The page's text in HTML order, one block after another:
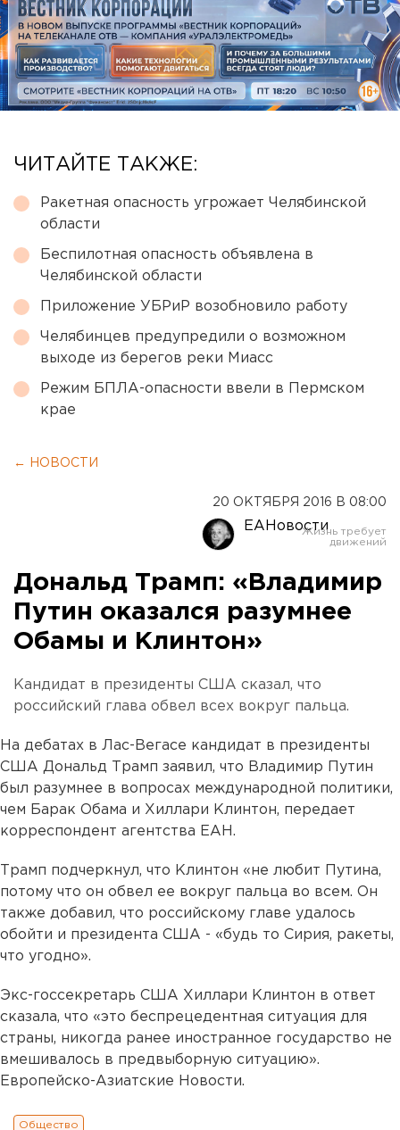
ЧИТАЙТЕ ТАКЖЕ:
Ракетная опасность угрожает Челябинской
области
Беспилотная опасность объявлена в
Челябинской области
Приложение УБРиР возобновило работу
Челябинцев предупредили о возможном
выходе из берегов реки Миасс
Режим БПЛА-опасности ввели в Пермском
крае
← НОВОСТИ
20 ОКТЯБРЯ 2016 В 08:00
ЕАНовости
Дональд Трамп: «Владимир
Путин оказался разумнее
Обамы и Клинтон»
Кандидат в президенты США сказал, что
российский глава обвел всех вокруг пальца.
На дебатах в Лас-Вегасе кандидат в президенты
США Дональд Трамп заявил, что Владимир Путин
был разумнее в вопросах международной политики,
чем Барак Обама и Хиллари Клинтон, передает
корреспондент агентства ЕАН.
Трамп подчеркнул, что Клинтон «не любит Путина,
потому что он обвел ее вокруг пальца во всем. Он
также добавил, что российскому главе удалось
обойти и президента США - «будь то Сирия, ракеты,
что угодно».
Экс-госсекретарь США Хиллари Клинтон в ответ
сказала, что «это беспрецедентная ситуация для
страны, никогда ранее иностранное государство не
вмешивалось в предвыборную ситуацию».
Европейско-Азиатские Новости.
Общество